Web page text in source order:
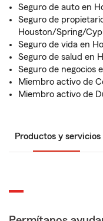
Seguro de auto en
Seguro de
Houston/Spring/
Seguro de vida en
Seguro de salud en
Seguro de negocios
Miembro activo de
Miembro activo de
Productos y servicios